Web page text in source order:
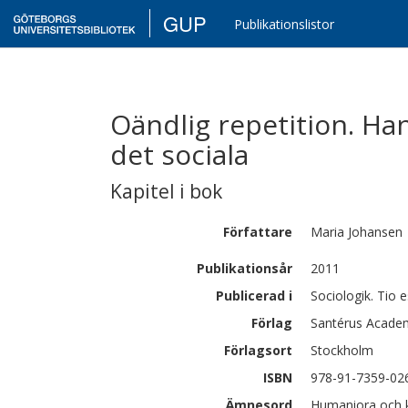
GUP Publikationslistor
Oändlig repetition.
det sociala
Kapitel i bok
Författare Maria Johansen
Publikationsår
2011
Publicerad i
Sociologik. Tio
Förlag
Santérus
Förlagsort
Stockholm
ISBN
978-91-7359-